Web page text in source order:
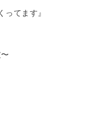
ってます』